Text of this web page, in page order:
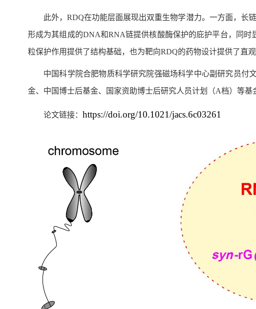
此外，RDQ在功能层面展现出双重生物学潜力。一方面，长
形成为其组成的DNA和RNA链提供核酸酶保护的庇护平台，同
粒保护作用提供了结构基础，也为靶向RDQ的药物设计提供了直观
中国科学院合肥物质科学研究院强磁场科学中心副研究员付
金、中国博士后基金、国家资助博士后研究人员计划（A档）等基
论文链接： https://doi.org/10.1021/jacs.6c03261